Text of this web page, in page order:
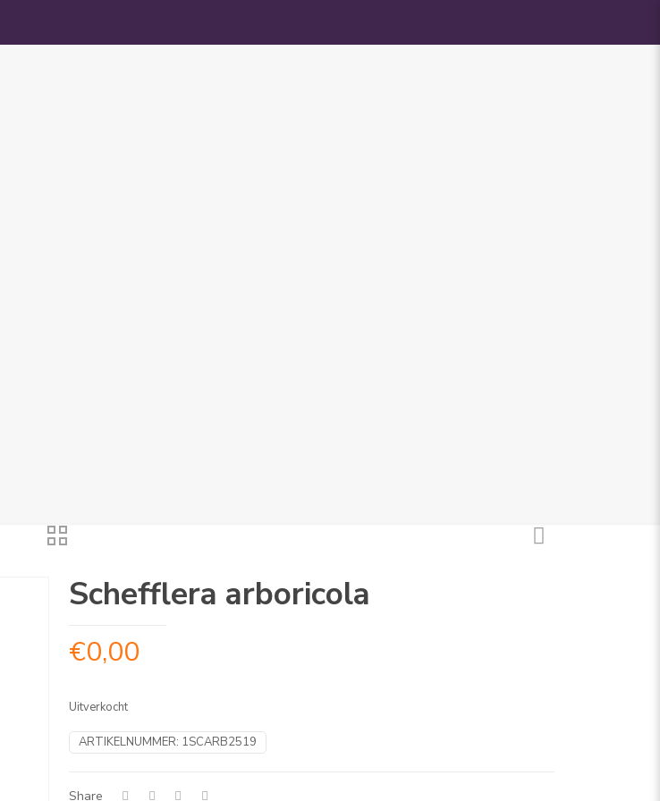
Schefflera arboricola
€0,00
Uitverkocht
ARTIKELNUMMER: 1SCARB2519
Share